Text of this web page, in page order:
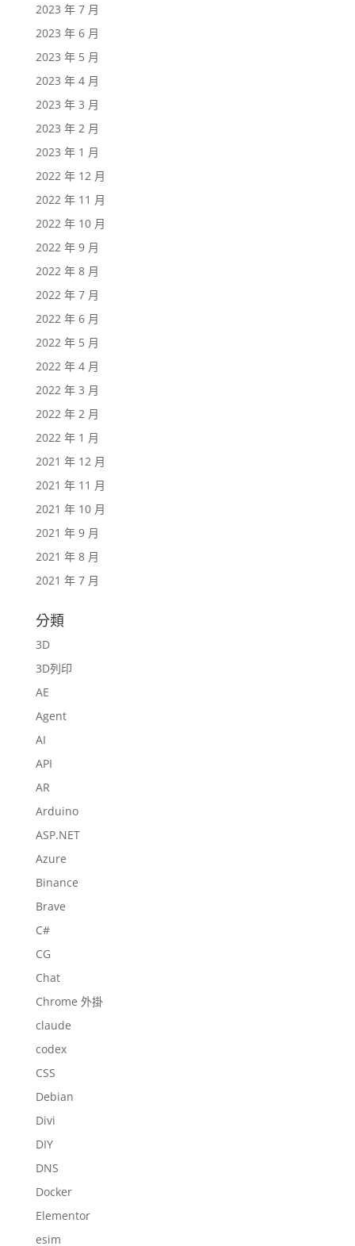
2023 年 7 月
2023 年 6 月
2023 年 5 月
2023 年 4 月
2023 年 3 月
2023 年 2 月
2023 年 1 月
2022 年 12 月
2022 年 11 月
2022 年 10 月
2022 年 9 月
2022 年 8 月
2022 年 7 月
2022 年 6 月
2022 年 5 月
2022 年 4 月
2022 年 3 月
2022 年 2 月
2022 年 1 月
2021 年 12 月
2021 年 11 月
2021 年 10 月
2021 年 9 月
2021 年 8 月
2021 年 7 月
分類
3D
3D列印
AE
Agent
AI
API
AR
Arduino
ASP.NET
Azure
Binance
Brave
C#
CG
Chat
Chrome 外掛
claude
codex
CSS
Debian
Divi
DIY
DNS
Docker
Elementor
esim